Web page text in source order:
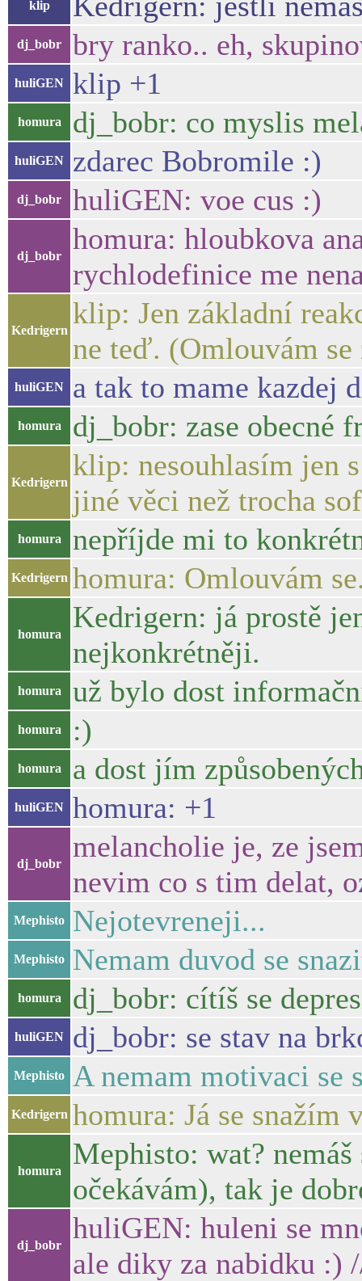
klip
dj_bobr bry ranko.. eh,
huliGEN klip +1
homura dj_bobr: co myslis
huliGEN zdarec Bobromile :)
dj_bobr huliGEN: voe cus :)
dj_bobr
homura: hloubkova
rychlodefinice me
Kedrigern
klip: Jen základní
ne teď. (Omlouvám
huliGEN a tak to mame kazdej
homura dj_bobr: zase obecné
Kedrigern
klip: nesouhlasím jen
jiné věci než trocha
homura nepříjde mi to
Kedrigern homura: Omlouvám
homura
Kedrigern: já prostě
nejkonkrétněji.
homura už bylo dost
homura :)
homura a dost jím
huliGEN homura: +1
dj_bobr
melancholie je, ze
nevim co s tim delat,
Mephisto Nejotevreneji...
Mephisto Nemam duvod se
homura dj_bobr: cítíš se
huliGEN dj_bobr: se stav na
Mephisto A nemam motivaci se
Kedrigern homura: Já se snažím
homura
Mephisto: wat?
očekávám), tak je
dj_bobr
huliGEN: huleni se
ale diky za nabidku :)